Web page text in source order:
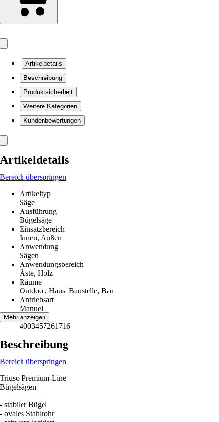
Artikeldetails
Beschreibung
Produktsicherheit
Weitere Kategorien
Kundenbewertungen
Artikeldetails
Bereich überspringen
Artikeltyp
Säge
Ausführung
Bügelsäge
Einsatzbereich
Innen, Außen
Anwendung
Sägen
Anwendungsbereich
Äste, Holz
Räume
Outdoor, Haus, Baustelle, Bau
Antriebsart
Manuell
EAN
4003457261716
Mehr anzeigen
Beschreibung
Bereich überspringen
Triuso Premium-Line
Bügelsägen
- stabiler Bügel
- ovales Stahlrohr